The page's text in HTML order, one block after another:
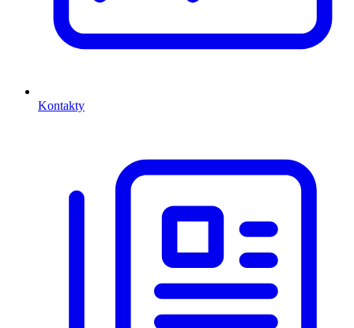
Kontakty